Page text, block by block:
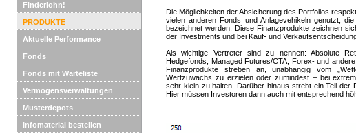
Finderlohn!
PRODUKTE
Aktuelle Performance
Fonds
Fonds mit Warteliste
Vermögensverwaltungen
Musterdepots
Infomaterial bestellen
Die Möglichkeiten der Absicherung des Portfolios
vielen anderen Fonds und Anlagevehikeln genutzt,
bezeichnet werden. Diese Finanzprodukte zeichnen
der Investments und bei Kauf- und
Als wichtige Vertreter sind zu nennen: Absolute
Hedgefonds, Managed Futures/CTA, Forex- und
Finanzprodukte streben an, unabhängig vom
Wertzuwachs zu erzielen oder zumindest – bei
sehr klein zu halten. Darüber hinaus strebt ein Teil der
Hier müssen Investoren dann auch mit entsprechend